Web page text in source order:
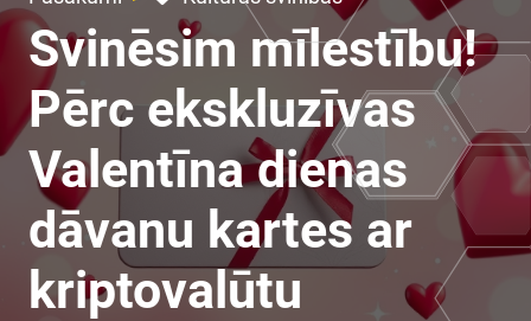
Svinēsim mīlestību!
Pērc ekskluzīvas
Valentīna dienas
dāvanu kartes ar
kriptovalūtu